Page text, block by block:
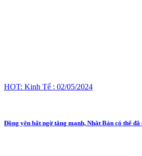
HOT: Kinh Tế : 02/05/2024
Đồng yên bất ngờ tăng mạnh, Nhật Bản có thể đã